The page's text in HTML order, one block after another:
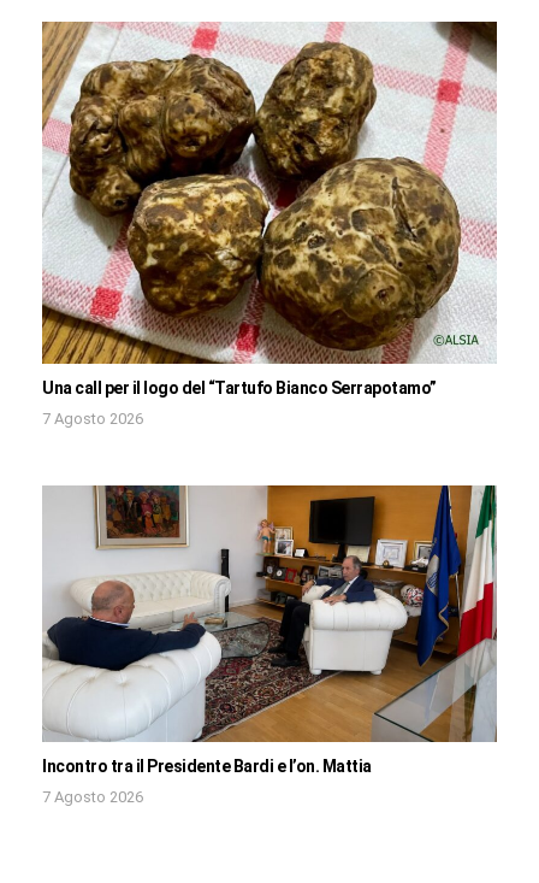
Una call per il logo del “Tartufo Bianco Serrapotamo”
7 Agosto 2026
Incontro tra il Presidente Bardi e l’on. Mattia
7 Agosto 2026